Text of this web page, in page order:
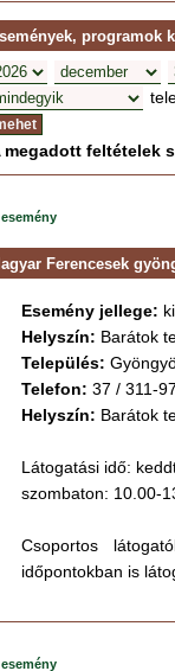
programok
megadott feltételek
Ferencesek
Esemény jellege:
Helyszín: Barátok
Település:
Telefon: 37 / 311-
Helyszín: Barátok
Látogatási idő:
szombaton: 10.00-
Csoportos
időpontokban is